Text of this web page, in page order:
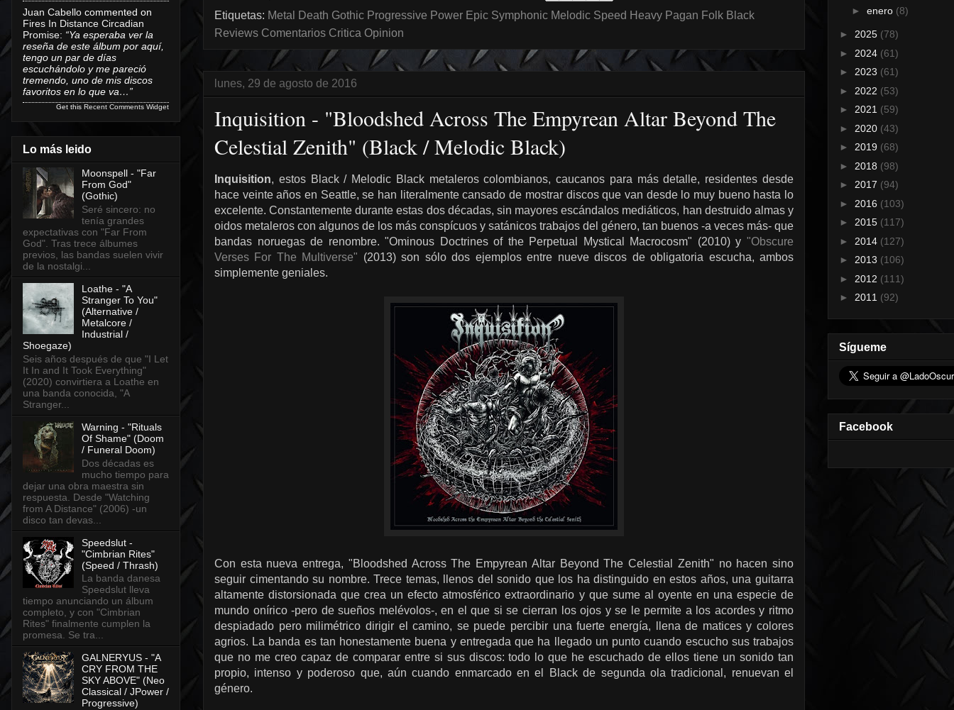
Etiquetas: Metal Death Gothic Progressive Power Epic Symphonic Melodic Speed Heavy Pagan Folk Black
Reviews Comentarios Critica Opinion
lunes, 29 de agosto de 2016
Inquisition - "Bloodshed Across The Empyrean Altar Beyond The
Celestial Zenith" (Black / Melodic Black)
Inquisition, estos Black / Melodic Black metaleros colombianos, caucanos para más detalle, residentes desde
hace veinte años en Seattle, se han literalmente cansado de mostrar discos que van desde lo muy bueno hasta lo
excelente. Constantemente durante estas dos décadas, sin mayores escándalos mediáticos, han destruido almas y
oidos metaleros con algunos de los más conspícuos y satánicos trabajos del género, tan buenos -a veces más- que
bandas noruegas de renombre. "Ominous Doctrines of the Perpetual Mystical Macrocosm" (2010) y "Obscure
Verses For The Multiverse" (2013) son sólo dos ejemplos entre nueve discos de obligatoria escucha, ambos
simplemente geniales.
Con esta nueva entrega, "Bloodshed Across The Empyrean Altar Beyond The Celestial Zenith" no hacen sino
seguir cimentando su nombre. Trece temas, llenos del sonido que los ha distinguido en estos años, una guitarra
altamente distorsionada que crea un efecto atmosférico extraordinario y que sume al oyente en una especie de
mundo onírico -pero de sueños melévolos-, en el que si se cierran los ojos y se le permite a los acordes y ritmo
despiadado pero milimétrico dirigir el camino, se puede percibir una fuerte energía, llena de matices y colores
agrios. La banda es tan honestamente buena y entregada que ha llegado un punto cuando escucho sus trabajos
que no me creo capaz de comparar entre si sus discos: todo lo que he escuchado de ellos tiene un sonido tan
propio, intenso y poderoso que, aún cuando enmarcado en el Black de segunda ola tradicional, renuevan el
género.
Juan Cabello commented on
Fires In Distance Circadian
Promise: “Ya esperaba ver la
reseña de este álbum por aquí,
tengo un par de días
escuchándolo y me pareció
tremendo, uno de mis discos
favoritos en lo que va…”
Get this Recent Comments Widget
Lo más leido
Moonspell - "Far
From God"
(Gothic)
Seré sincero: no
tenía grandes
expectativas con "Far From
God". Tras trece álbumes
previos, las bandas suelen vivir
de la nostalgi...
Loathe - "A
Stranger To You"
(Alternative /
Metalcore /
Industrial /
Shoegaze)
Seis años después de que "I Let
It In and It Took Everything"
(2020) convirtiera a Loathe en
una banda conocida, "A
Stranger...
Warning - "Rituals
Of Shame" (Doom
/ Funeral Doom)
Dos décadas es
mucho tiempo para
dejar una obra maestra sin
respuesta. Desde "Watching
from A Distance" (2006) -un
disco tan devas...
Speedslut -
"Cimbrian Rites"
(Speed / Thrash)
La banda danesa
Speedslut lleva
tiempo anunciando un álbum
completo, y con "Cimbrian
Rites" finalmente cumplen la
promesa. Se tra...
GALNERYUS - "A
CRY FROM THE
SKY ABOVE" (Neo
Classical / JPower /
Progressive)
► enero (8)
► 2025 (78)
► 2024 (61)
► 2023 (61)
► 2022 (53)
► 2021 (59)
► 2020 (43)
► 2019 (68)
► 2018 (98)
► 2017 (94)
► 2016 (103)
► 2015 (117)
► 2014 (127)
► 2013 (106)
► 2012 (111)
► 2011 (92)
Sígueme
Facebook